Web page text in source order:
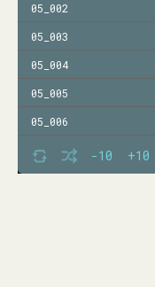
-10 +10
05_002
05_003
05_004
05_005
05_006
05_007
05_008